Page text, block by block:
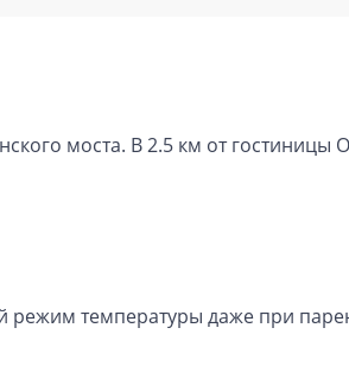
моста. В 2.5 км от гостиницы
температуры даже при